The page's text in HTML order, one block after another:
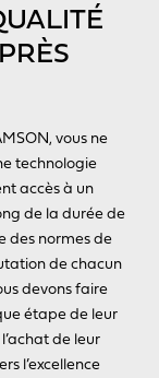
vous ne
technologie
accès à un
de la durée de
des normes de
de chacun
devons faire
étape de leur
de leur
l’excellence